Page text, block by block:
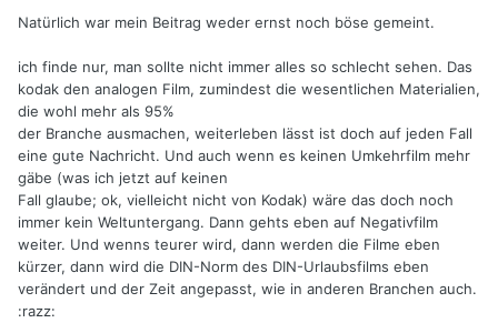
Natürlich war mein Beitrag weder ernst noch böse gemeint.
ich finde nur, man sollte nicht immer alles so schlecht sehen. Das
kodak den analogen Film, zumindest die wesentlichen Materialien,
die wohl mehr als 95%
der Branche ausmachen, weiterleben lässt ist doch auf jeden Fall
eine gute Nachricht. Und auch wenn es keinen Umkehrfilm mehr
gäbe (was ich jetzt auf keinen
Fall glaube; ok, vielleicht nicht von Kodak) wäre das doch noch
immer kein Weltuntergang. Dann gehts eben auf Negativfilm
weiter. Und wenns teurer wird, dann werden die Filme eben
kürzer, dann wird die DIN-Norm des DIN-Urlaubsfilms eben
verändert und der Zeit angepasst, wie in anderen Branchen auch.
:razz: